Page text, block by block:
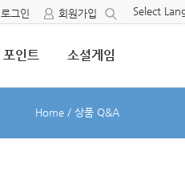
Select
로그인 회원가입
포인트 소셜게임
Home / 상품 Q&A